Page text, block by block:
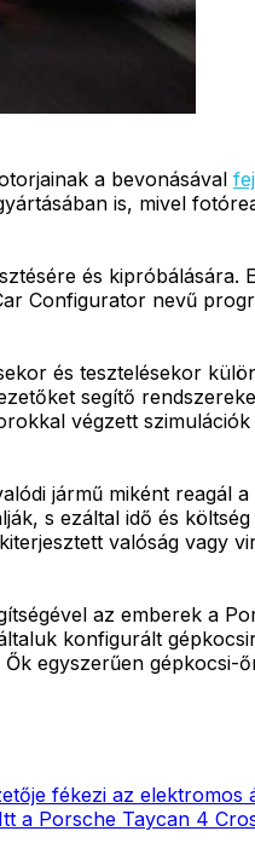
a bevonásával
is, mivel
és kipróbálására.
Configurator nevű
és tesztelésekor
segítő
végzett
jármű miként reagál
s ezáltal idő és
valóság vagy
az emberek a
konfigurált
egyszerűen
fékezi az elektromos
Itt a Porsche Taycan 4